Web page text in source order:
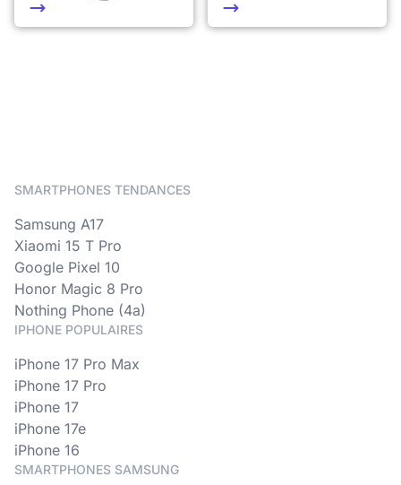
SMARTPHONES TENDANCES
Samsung A17
Xiaomi 15 T Pro
Google Pixel 10
Honor Magic 8 Pro
Nothing Phone (4a)
IPHONE POPULAIRES
iPhone 17 Pro Max
iPhone 17 Pro
iPhone 17
iPhone 17e
iPhone 16
SMARTPHONES SAMSUNG